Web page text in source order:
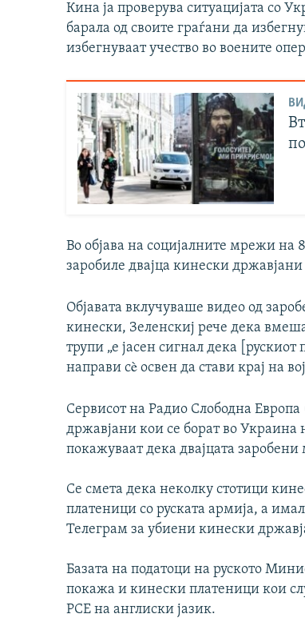
Кина ја проверува ситуацијата со
барала од своите граѓани да
избегнуваат учество во воените
Во објава на социјалните мрежи на
заробиле двајца кинески државјани
Објавата вклучуваше видео од
кинески, Зеленскиј рече дека
трупи „е јасен сигнал дека
направи сè освен да стави крај на
Сервисот на Радио Слободна
државјани кои се борат во
покажуваат дека двајцата
Се смета дека неколку стотици
платеници со руската армија, а
Телеграм за убиени кинески
Базата на податоци на руското
покажа и кинески платеници кои
РСЕ на англиски јазик.